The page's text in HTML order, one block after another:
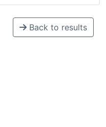
Back to results